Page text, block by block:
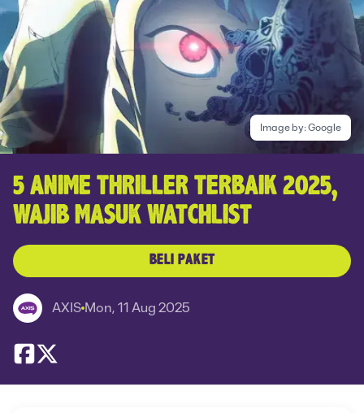
Image by:Google
5 ANIME THRILLER TERBAIK 2025,
WAJIB MASUK WATCHLIST
BELI PAKET
AXIS Mon, 11 Aug 2025